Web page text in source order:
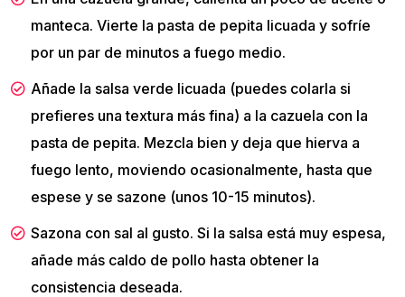
manteca. Vierte la pasta de pepita licuada y sofríe
por un par de minutos a fuego medio.
Añade la salsa verde licuada (puedes colarla si
prefieres una textura más fina) a la cazuela con la
pasta de pepita. Mezcla bien y deja que hierva a
fuego lento, moviendo ocasionalmente, hasta que
espese y se sazone (unos 10-15 minutos).
Sazona con sal al gusto. Si la salsa está muy espesa,
añade más caldo de pollo hasta obtener la
consistencia deseada.